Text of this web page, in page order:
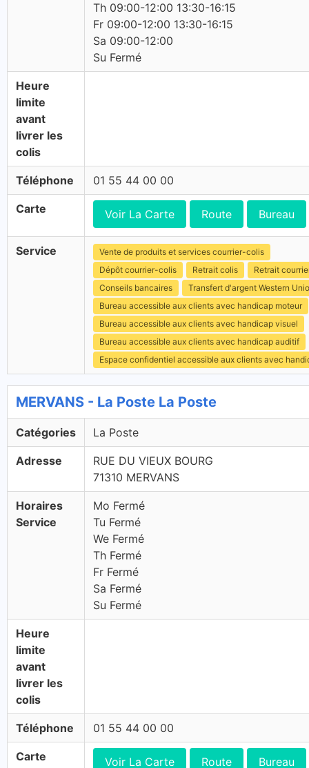
Th 09:00-12:00 13:30-16:15
Fr 09:00-12:00 13:30-16:15
Sa 09:00-12:00
Su Fermé
Heure
limite
avant
livrer les
colis
Téléphone 01 55 44 00 00
Carte Voir La Carte Route Bureau
Service
Vente de produits et services courrier-colis
Dépôt courrier-colis
Retrait colis
Retrait
Conseils bancaires
Transfert d'argent Western
Bureau accessible aux clients avec handicap moteur
Bureau accessible aux clients avec handicap visuel
Bureau accessible aux clients avec handicap auditif
Espace confidentiel accessible aux clients avec
MERVANS - La Poste La Poste
Catégories La Poste
Adresse
RUE DU VIEUX BOURG
71310 MERVANS
Horaires
Service
Mo Fermé
Tu Fermé
We Fermé
Th Fermé
Fr Fermé
Sa Fermé
Su Fermé
Heure
limite
avant
livrer les
colis
Téléphone 01 55 44 00 00
Carte Voir La Carte Route Bureau